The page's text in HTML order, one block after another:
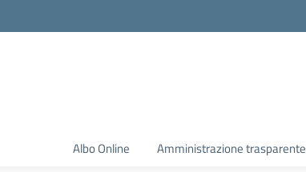
Albo Online Amministrazione trasparente